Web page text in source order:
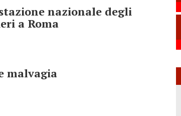
nazionale degli
a Roma
malvagia